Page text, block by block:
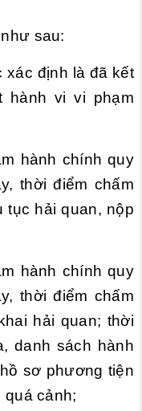
sau:
xác định là đã kết
hành vi vi phạm
hành chính quy
thời điểm chấm
tục hải quan, nộp
hành chính quy
thời điểm chấm
hải quan; thời
danh sách hành
sơ phương tiện
quá cảnh;